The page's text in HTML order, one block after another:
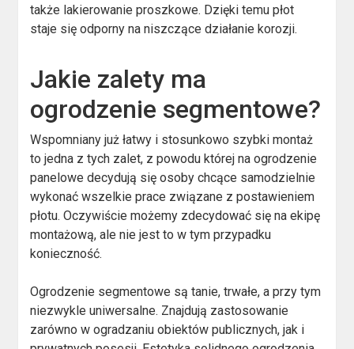
także lakierowanie proszkowe. Dzięki temu płot
staje się odporny na niszczące działanie korozji.
Jakie zalety ma
ogrodzenie segmentowe?
Wspomniany już łatwy i stosunkowo szybki montaż
to jedna z tych zalet, z powodu której na ogrodzenie
panelowe decydują się osoby chcące samodzielnie
wykonać wszelkie prace związane z postawieniem
płotu. Oczywiście możemy zdecydować się na ekipę
montażową, ale nie jest to w tym przypadku
konieczność.
Ogrodzenie segmentowe są tanie, trwałe, a przy tym
niezwykle uniwersalne. Znajdują zastosowanie
zarówno w ogradzaniu obiektów publicznych, jak i